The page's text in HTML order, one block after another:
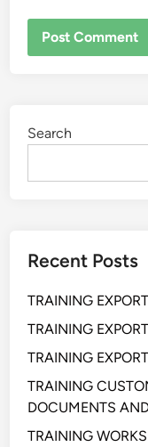
Search
Recent Posts
TRAINING
TRAINING
TRAINING
TRAINING
DOCUMENTS
TRAINING